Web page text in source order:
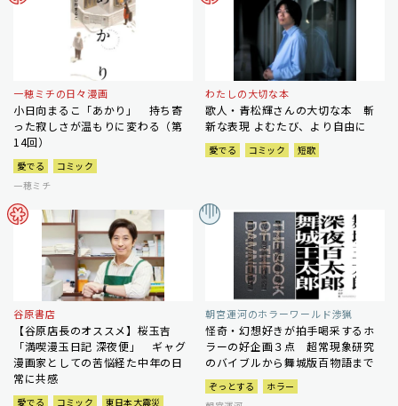
一穂ミチの日々漫画
小日向まるこ「あかり」 持ち寄
った寂しさが温もりに変わる（第
14回）
愛でる
コミック
一穂ミチ
わたしの大切な本
歌人・青松輝さんの大切な本 斬
新な表現 よむたび、より自由に
愛でる コミック 短歌
谷原書店
【谷原店長のオススメ】桜玉吉
「満喫漫玉日記 深夜便」 ギャグ
漫画家としての苦悩経た中年の日
常に共感
愛でる コミック
東日本大震災
朝宮運河のホラーワールド渉猟
怪奇・幻想好きが拍手喝采するホ
ラーの好企画３点 超常現象研究
のバイブルから舞城版百物語まで
ぞっとする
ホラー